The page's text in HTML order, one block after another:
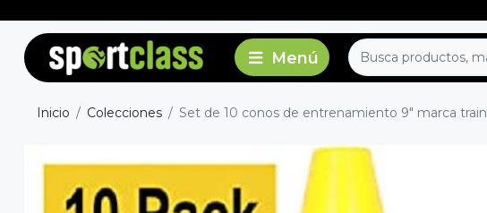
Inicio Colecciones Set de 10 conos de entrenamiento 9" marca train